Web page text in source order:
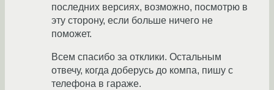
последних версиях, возможно, посмотрю в
эту сторону, если больше ничего не
поможет.
Всем спасибо за отклики. Остальным
отвечу, когда доберусь до компа, пишу с
телефона в гараже.